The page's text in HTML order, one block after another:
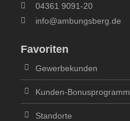
04361 9091-20
info@ambungsberg.de
Favoriten
Gewerbekunden
Kunden-Bonusprogramm
Standorte